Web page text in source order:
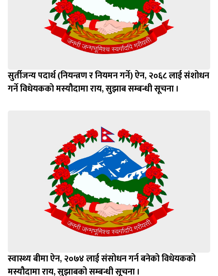
सुर्तीजन्य पदार्थ (नियन्त्रण र नियमन गर्ने) ऐन, २०६८ लाई संशोधन
गर्ने विधेयकको मस्यौदामा राय, सुझाब सम्बन्धी सूचना ।
स्वास्थ्य बीमा ऐन, २०७४ लाई संसोधन गर्न बनेको विधेयकको
मस्यौदामा राय, सुझाबको सम्बन्धी सूचना ।